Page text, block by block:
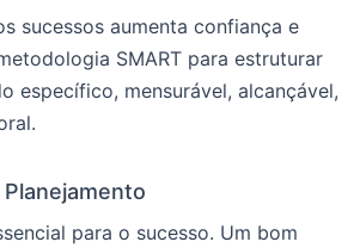
sucessos aumenta confiança e
SMART para estruturar
específico, mensurável, alcançável,
para o sucesso. Um bom